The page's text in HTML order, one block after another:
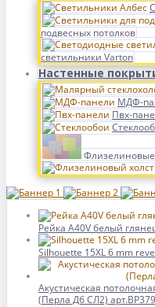
подвесных потолков
светильники Varton
Настенные
МДФ-
Пвх-
Рейка A40V белый
Silhouette 15XL 6 mm
Акустическая
(Перла Дб СЛ2)